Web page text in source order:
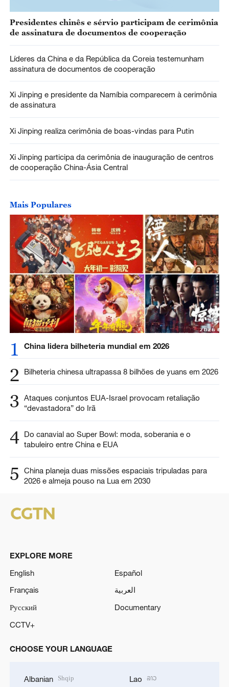
Presidentes chinês e sérvio participam de cerimônia
de assinatura de documentos de cooperação
Líderes da China e da República da Coreia testemunham
assinatura de documentos de cooperação
Xi Jinping e presidente da Namíbia comparecem à cerimônia
de assinatura
Xi Jinping realiza cerimônia de boas-vindas para Putin
Xi Jinping participa da cerimônia de inauguração de centros
de cooperação China-Ásia Central
Mais Populares
1 China lidera bilheteria mundial em 2026
2 Bilheteria chinesa ultrapassa 8 bilhões de yuans em 2026
3 Ataques conjuntos EUA-Israel provocam retaliação
“devastadora” do Irã
4 Do canavial ao Super Bowl: moda, soberania e o
tabuleiro entre China e EUA
5
China planeja duas missões espaciais tripuladas para
2026 e almeja pouso na Lua em 2030
EXPLORE MORE
English
Español
Français
العربية
Русский
Documentary
CCTV+
CHOOSE YOUR LANGUAGE
Albanian Shqip Lao ລາວ